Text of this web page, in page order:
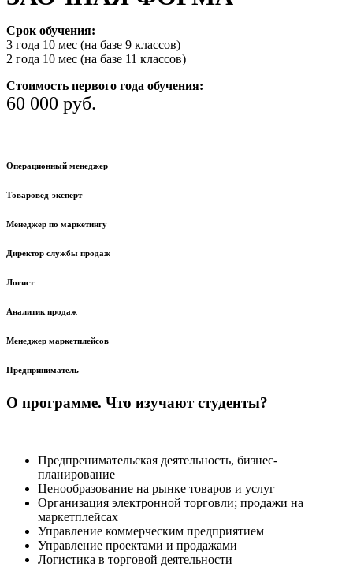
Срок обучения:
3 года 10 мес (на базе 9 классов)
2 года 10 мес (на базе 11 классов)
Стоимость первого года обучения:
60 000 руб.
Операционный менеджер
Товаровед-эксперт
Менеджер по маркетингу
Директор службы продаж
Логист
Аналитик продаж
Менеджер маркетплейсов
Предприниматель
О программе. Что изучают студенты?
Предпренимательская деятельность, бизнес-
планирование
Ценообразование на рынке товаров и услуг
Организация электронной торговли; продажи на
маркетплейсах
Управление коммерческим предприятием
Управление проектами и продажами
Логистика в торговой деятельности